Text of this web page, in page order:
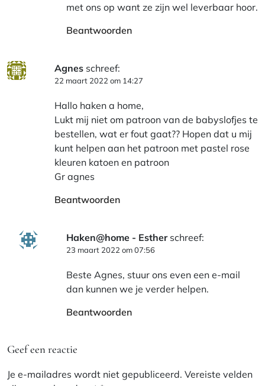
met ons op want ze zijn wel leverbaar hoor.
Beantwoorden
Agnes schreef:
22 maart 2022 om 14:27
Hallo haken a home,
Lukt mij niet om patroon van de babyslofjes te
bestellen, wat er fout gaat?? Hopen dat u mij
kunt helpen aan het patroon met pastel rose
kleuren katoen en patroon
Gr agnes
Beantwoorden
Haken@home - Esther schreef:
23 maart 2022 om 07:56
Beste Agnes, stuur ons even een e-mail
dan kunnen we je verder helpen.
Beantwoorden
Geef een reactie
Je e-mailadres wordt niet gepubliceerd. Vereiste velden